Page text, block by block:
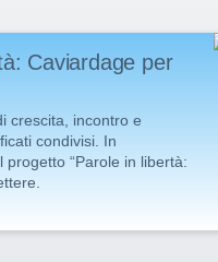
Caviardage per
crescita, incontro e
condivisi. In
progetto “Parole in libertà: